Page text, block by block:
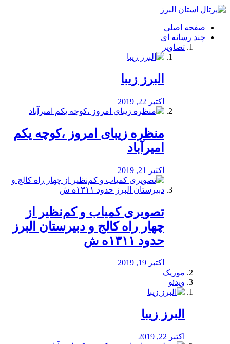
فصد
شرق
تهران
خشکشویی
صفحه اصلی
چند رسانه ای
تصاویر
البرز زیبا
اکتبر 22, 2019
منظره‌‌ زیبای امروز ،کوچه یکم
امیرآباد
اکتبر 21, 2019
️تصویری کمیاب و کم‌نظیر از
چهار راه كالج و دبيرستان البرز
حدود ۱۳۱۱ه ش
اکتبر 19, 2019
موزیک
ویدئو
البرز زیبا
اکتبر 22, 2019